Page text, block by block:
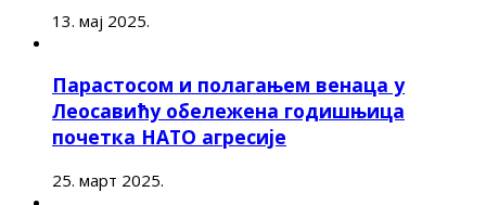
13. мај 2025.
Парастосом и полагањем венаца у
Леосавићу обележена годишњица
почетка НАТО агресије
25. март 2025.